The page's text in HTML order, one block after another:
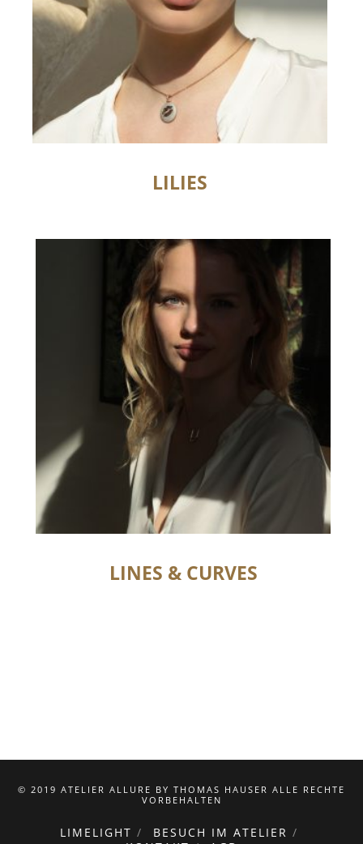
LILIES
LINES & CURVES
© 2019 ATELIER ALLURE BY THOMAS HAUSER ALLE RECHTE
VORBEHALTEN
LIMELIGHT
BESUCH IM ATELIER